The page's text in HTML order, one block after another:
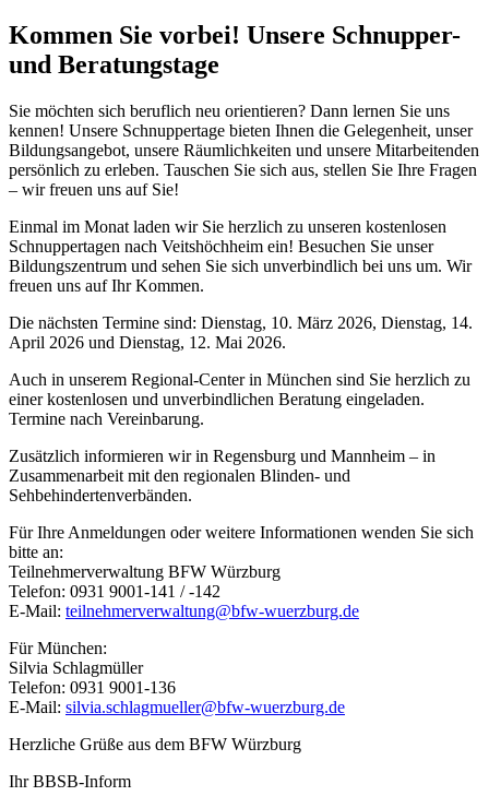
Kommen Sie vorbei! Unsere Schnupper-
und Beratungstage
Sie möchten sich beruflich neu orientieren? Dann lernen Sie uns
kennen! Unsere Schnuppertage bieten Ihnen die Gelegenheit, unser
Bildungsangebot, unsere Räumlichkeiten und unsere Mitarbeitenden
persönlich zu erleben. Tauschen Sie sich aus, stellen Sie Ihre Fragen
– wir freuen uns auf Sie!
Einmal im Monat laden wir Sie herzlich zu unseren kostenlosen
Schnuppertagen nach Veitshöchheim ein! Besuchen Sie unser
Bildungszentrum und sehen Sie sich unverbindlich bei uns um. Wir
freuen uns auf Ihr Kommen.
Die nächsten Termine sind: Dienstag, 10. März 2026, Dienstag, 14.
April 2026 und Dienstag, 12. Mai 2026.
Auch in unserem Regional-Center in München sind Sie herzlich zu
einer kostenlosen und unverbindlichen Beratung eingeladen.
Termine nach Vereinbarung.
Zusätzlich informieren wir in Regensburg und Mannheim – in
Zusammenarbeit mit den regionalen Blinden- und
Sehbehindertenverbänden.
Für Ihre Anmeldungen oder weitere Informationen wenden Sie sich
bitte an:
Teilnehmerverwaltung BFW Würzburg
Telefon: 0931 9001-141 / -142
E-Mail: teilnehmerverwaltung@bfw-wuerzburg.de
Für München:
Silvia Schlagmüller
Telefon: 0931 9001-136
E-Mail: silvia.schlagmueller@bfw-wuerzburg.de
Herzliche Grüße aus dem BFW Würzburg
Ihr BBSB-Inform